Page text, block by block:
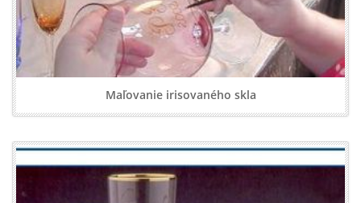
Maľovanie irisovaného skla